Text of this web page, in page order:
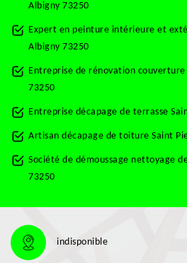
Albigny 73250
Expert en peinture intérieure et
Albigny 73250
Entreprise de rénovation
73250
Entreprise décapage de terrasse
Artisan décapage de toiture Saint
Société de démoussage nettoyage
73250
indisponible